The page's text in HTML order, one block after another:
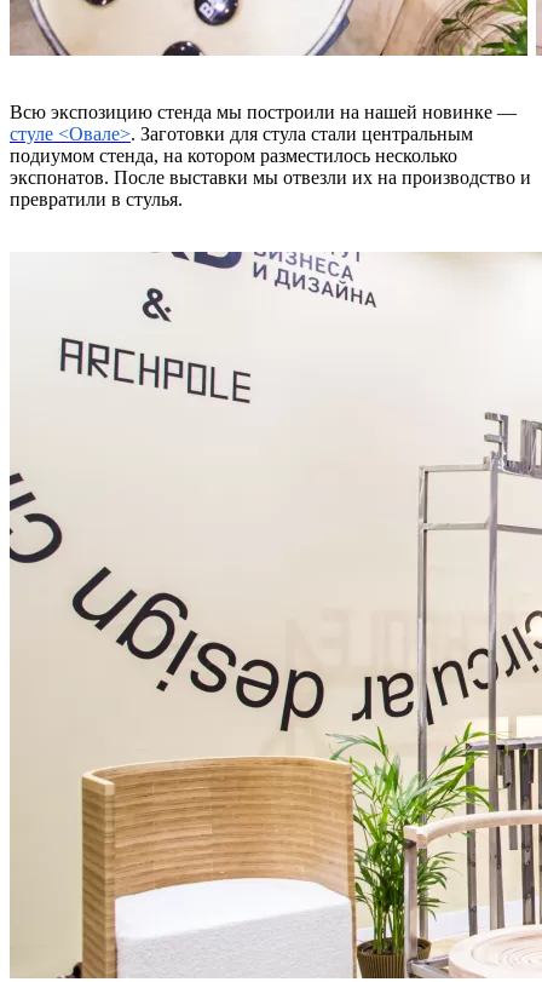
Всю экспозицию стенда мы построили на нашей новинке —
стуле <Овале>. Заготовки для стула стали центральным
подиумом стенда, на котором разместилось несколько
экспонатов. После выставки мы отвезли их на производство и
превратили в стулья.